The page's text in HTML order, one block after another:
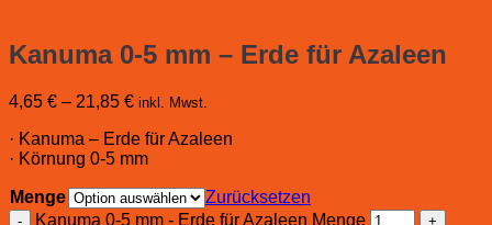
Kanuma 0-5 mm – Erde für Azaleen
4,65 € – 21,85 € inkl. Mwst.
· Kanuma – Erde für Azaleen
· Körnung 0-5 mm
Menge
Zurücksetzen
Kanuma 0-5 mm - Erde für Azaleen Menge